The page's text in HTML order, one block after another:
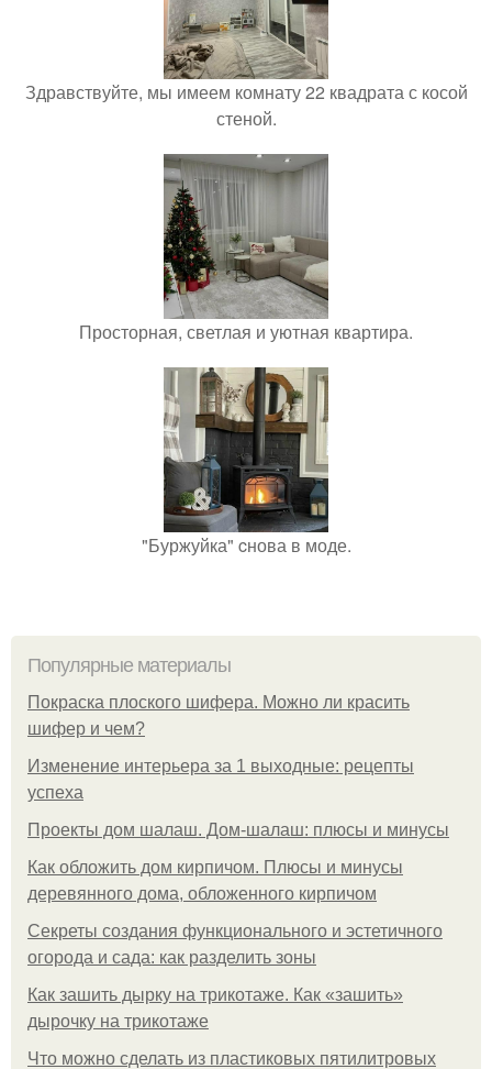
Здравствуйте, мы имеем комнату 22 квадрата с косой
стеной.
Просторная, светлая и уютная квартира.
"Буржуйка" cнова в моде.
Популярные материалы
Покраска плоского шифера. Можно ли красить
шифер и чем?
Изменение интерьера за 1 выходные: рецепты
успеха
Проекты дом шалаш. Дом-шалаш: плюсы и минусы
Как обложить дом кирпичом. Плюсы и минусы
деревянного дома, обложенного кирпичом
Секреты создания функционального и эстетичного
огорода и сада: как разделить зоны
Как зашить дырку на трикотаже. Как «зашить»
дырочку на трикотаже
Что можно сделать из пластиковых пятилитровых